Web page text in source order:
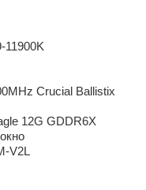
11900K
Crucial Ballistix
12G GDDR6X
V2L